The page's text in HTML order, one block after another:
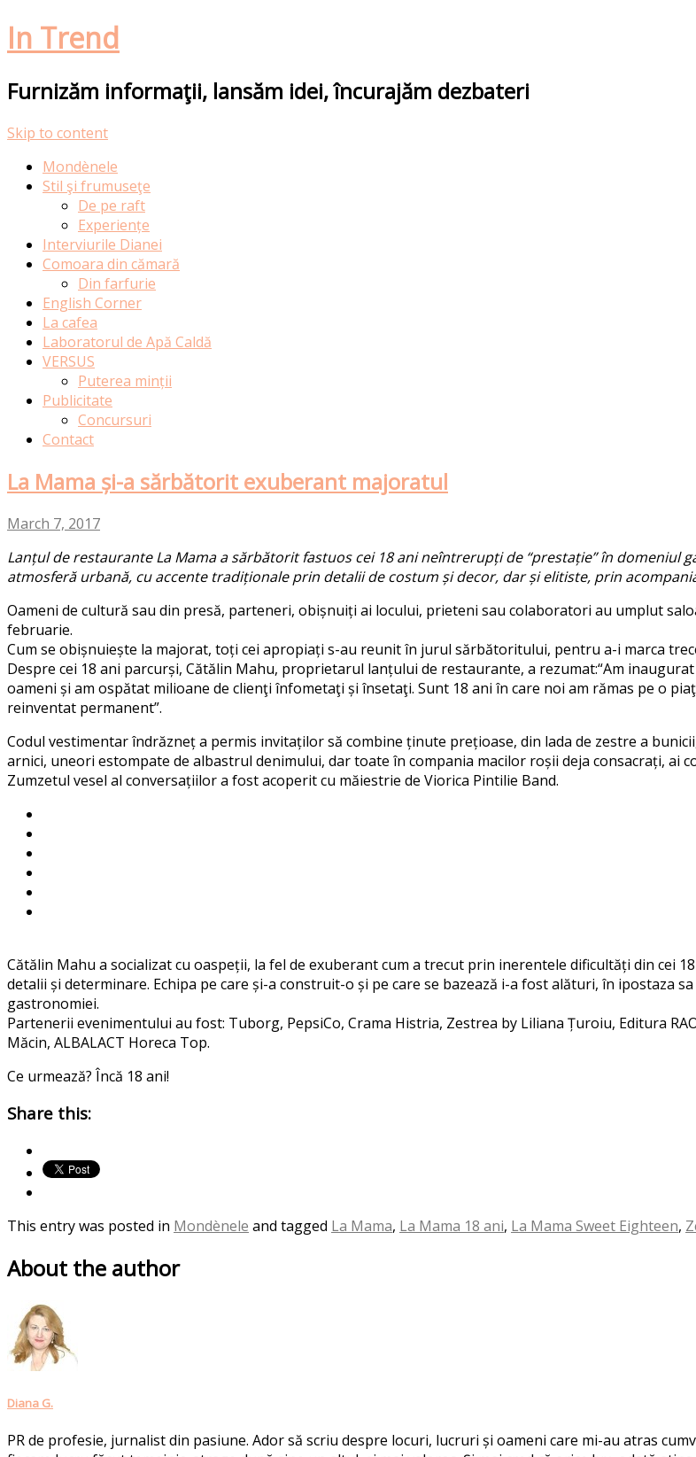
In Trend
Furnizăm informaţii, lansăm idei, încurajăm dezbateri
Skip to content
Mondènele
Stil şi frumuseţe
De pe raft
Experiențe
Interviurile Dianei
Comoara din cămară
Din farfurie
English Corner
La cafea
Laboratorul de Apă Caldă
VERSUS
Puterea minții
Publicitate
Concursuri
Contact
La Mama și-a sărbătorit exuberant majoratul
March 7, 2017
Lanțul de restaurante La Mama a sărbătorit fastuos cei 18 ani neîntrerupți de “prestație” în
atmosferă urbană, cu accente tradiționale prin detalii de costum și decor, dar și elitiste, prin
Oameni de cultură sau din presă, parteneri, obișnuiți ai locului, prieteni sau colaboratori au umplut
februarie.
Cum se obișnuiește la majorat, toți cei apropiați s-au reunit în jurul sărbătoritului, pentru a-i marca
Despre cei 18 ani parcurși, Cătălin Mahu, proprietarul lanțului de restaurante, a rezumat:“Am
oameni și am ospătat milioane de clienţi înfometaţi și însetaţi. Sunt 18 ani în care noi am rămas pe o
reinventat permanent”.
Codul vestimentar îndrăzneț a permis invitaților să combine ținute prețioase, din lada de zestre a
arnici, uneori estompate de albastrul denimului, dar toate în compania macilor roșii deja consacrați, ai
Zumzetul vesel al conversațiilor a fost acoperit cu măiestrie de Viorica Pintilie Band.
Cătălin Mahu a socializat cu oaspeții, la fel de exuberant cum a trecut prin inerentele dificultăți din cei
detalii și determinare. Echipa pe care și-a construit-o și pe care se bazează i-a fost alături, în ipostaza
gastronomiei.
Partenerii evenimentului au fost: Tuborg, PepsiCo, Crama Histria, Zestrea by Liliana Țuroiu, Editura
Măcin, ALBALACT Horeca Top.
Ce urmează? Încă 18 ani!
Share this:
This entry was posted in Mondènele and tagged La Mama, La Mama 18 ani, La Mama Sweet Eighteen,
About the author
Diana G.
PR de profesie, jurnalist din pasiune. Ador să scriu despre locuri, lucruri și oameni care mi-au atras